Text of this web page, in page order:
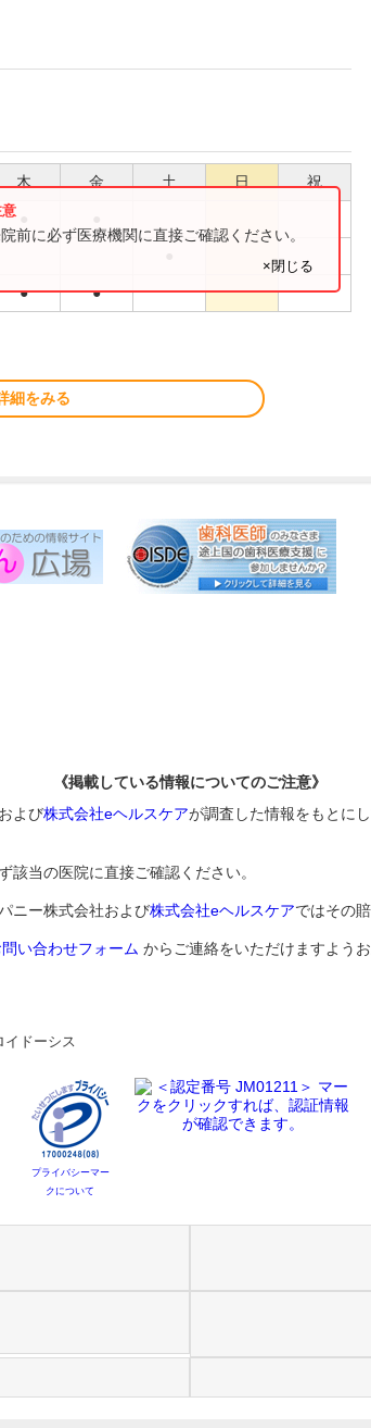
木 金 土 日 祝
● ●
前に必ず医療機関に直接ご確認ください。
×閉じる
細をみる
《掲載している情報についてのご注意》
よび株式会社eヘルスケアが調査した情報をもとに
当の医院に直接ご確認ください。
ニー株式会社および株式会社eヘルスケアではその
問い合わせフォーム からご連絡をいただけますようお
イドーシス
プライバシーマー
クについて